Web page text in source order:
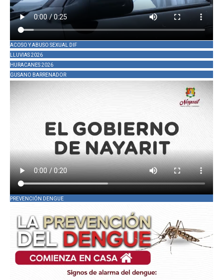
ACOSO Y ABUSO SEXUAL DIF
LLUVIAS 2026
HURACANES 2026
GUSANO BARRENADOR
PREVENCIÓN DENGUE